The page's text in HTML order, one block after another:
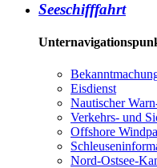
Seeschifffahrt
Eisdienst
Nautischer
Verkehrs- und
Offshore
Nord-Ostsee-